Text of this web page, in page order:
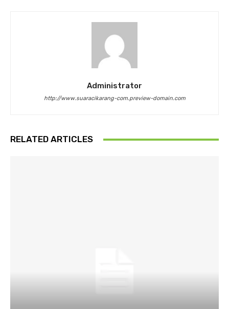
Administrator
http://www.suaracikarang-com.preview-domain.com
RELATED ARTICLES